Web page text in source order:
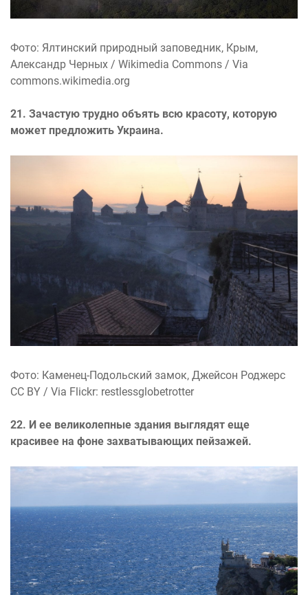
Фото: Ялтинский природный заповедник, Крым,
Александр Черных / Wikimedia Commons / Via
commons.wikimedia.org
21. Зачастую трудно объять всю красоту, которую
может предложить Украина.
Фото: Каменец-Подольский замок, Джейсон Роджерс
CC BY / Via Flickr: restlessglobetrotter
22. И ее великолепные здания выглядят еще
красивее на фоне захватывающих пейзажей.